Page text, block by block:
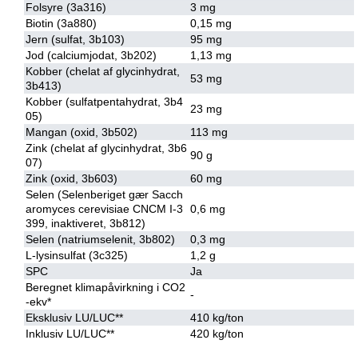
PREMIER EQUINE INSEKTBESKYTTELSE
Folsyre (3a316)
3 mg
Biotin (3a880)
0,15 mg
Jern (sulfat, 3b103)
95 mg
Jod (calciumjodat, 3b202)
1,13 mg
Kobber (chelat af glycinhydrat,
3b413)
53 mg
Kobber (sulfatpentahydrat, 3b4
05)
23 mg
Mangan (oxid, 3b502)
113 mg
Zink (chelat af glycinhydrat, 3b6
07)
90 g
Zink (oxid, 3b603)
60 mg
Selen (Selenberiget gær Sacch
aromyces cerevisiae CNCM I-3
399, inaktiveret, 3b812)
0,6 mg
Selen (natriumselenit, 3b802)
0,3 mg
L-lysinsulfat (3c325)
1,2 g
SPC
Ja
Beregnet klimapåvirkning i CO2
-ekv*
-
Eksklusiv LU/LUC**
410 kg/ton
Inklusiv LU/LUC**
420 kg/ton